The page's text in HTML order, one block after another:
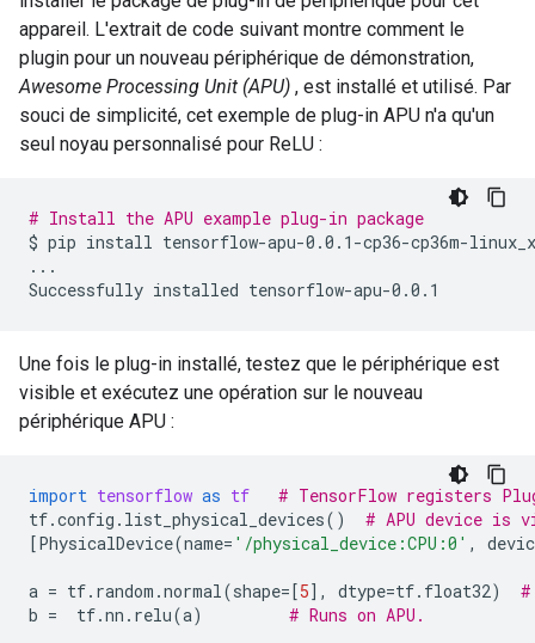
appareil. L'extrait de code suivant montre comment le
plugin pour un nouveau périphérique de démonstration,
Awesome Processing Unit (APU) , est installé et utilisé. Par
souci de simplicité, cet exemple de plug-in APU n'a qu'un
seul noyau personnalisé pour ReLU :
# Install the APU example plug-in package
$ pip install tensorflow-apu-0.0.1-cp36-cp36m-
...
Successfully installed
Une fois le plug-in installé, testez que le périphérique est
visible et exécutez une opération sur le nouveau
périphérique APU :
import tensorflow as tf
# TensorFlow registers
tf.config . list_physical_devices()
# APU device is
[PhysicalDevice(name= '/physical_device:CPU:0' ,
a = tf. random .normal(shape=[5], dtype=tf. float32)
#
b = tf.nn . relu(a) # Runs on APU.